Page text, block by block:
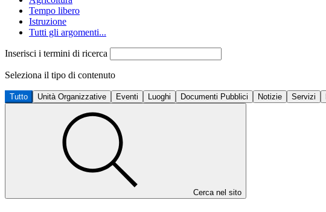
Tempo libero
Istruzione
Tutti gli argomenti...
Inserisci i termini di ricerca
Seleziona il tipo di contenuto
Tutto Unità Organizzative Eventi Luoghi Documenti Pubblici Notizie Servizi
Cerca nel sito